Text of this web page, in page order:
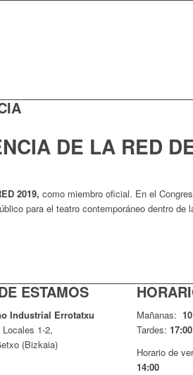
DE LA RED
2019, como miembro oficial. En el
para el teatro contemporáneo dentro
ESTAMOS
Industrial Errotatxu
1-2,
(Bizkaia)
Mañanas:
Tardes:
Horario de
14:00